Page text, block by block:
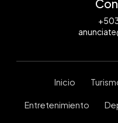
Inicio
Entretenimiento